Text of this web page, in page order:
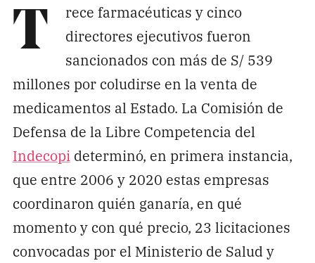
RECIBE NUESTRO BOLETÍN
T
rece farmacéuticas y cinco
directores ejecutivos fueron
sancionados con más de S/ 539
millones por coludirse en la venta de
medicamentos al Estado. La Comisión de
Defensa de la Libre Competencia del
Indecopi determinó, en primera instancia,
que entre 2006 y 2020 estas empresas
coordinaron quién ganaría, en qué
momento y con qué precio, 23 licitaciones
convocadas por el Ministerio de Salud y